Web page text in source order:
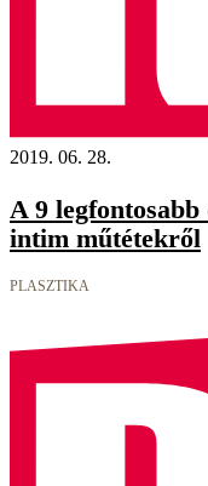
2019. 06. 28.
A 9
intim műtétekről
PLASZTIKA